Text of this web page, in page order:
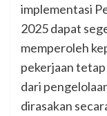
implementasi
2025 dapat
memperoleh
pekerjaan
dari
dirasakan